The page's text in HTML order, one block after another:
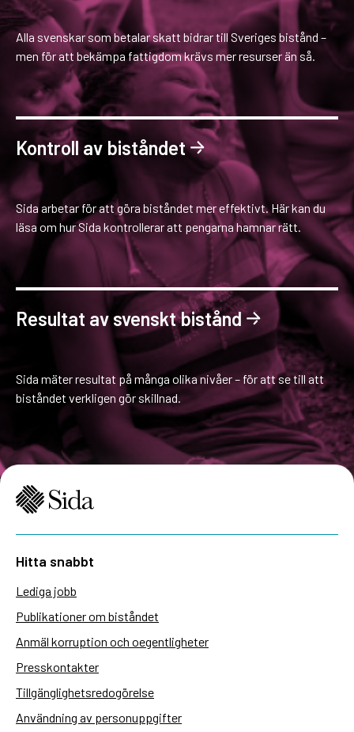
Alla svenskar som betalar skatt bidrar till Sveriges bistånd –
men för att bekämpa fattigdom krävs mer resurser än så.
Kontroll av biståndet
Sida arbetar för att göra biståndet mer effektivt. Här kan du
läsa om hur Sida kontrollerar att pengarna hamnar rätt.
Resultat av svenskt bistånd
Sida mäter resultat på många olika nivåer – för att se till att
biståndet verkligen gör skillnad.
Hitta snabbt
Lediga jobb
Publikationer om biståndet
Anmäl korruption och oegentligheter
Presskontakter
Tillgänglighetsredogörelse
Användning av personuppgifter